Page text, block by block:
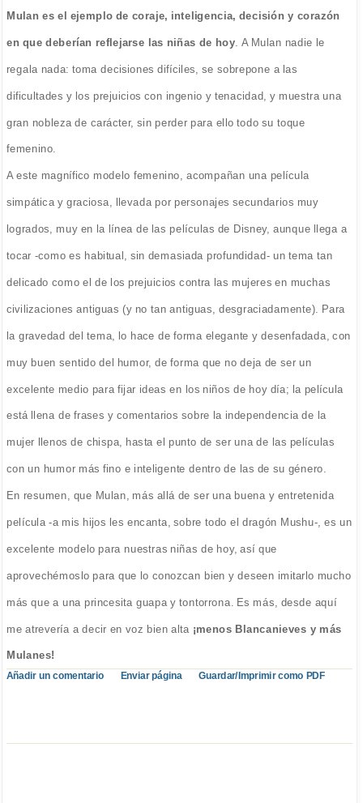
Mulan es el ejemplo de coraje, inteligencia, decisión y corazón
en que deberían reflejarse las niñas de hoy . A Mulan nadie le
regala nada: toma decisiones difíciles, se sobrepone a las
dificultades y los prejuicios con ingenio y tenacidad, y muestra una
gran nobleza de carácter, sin perder para ello todo su toque
femenino.
A este magnífico modelo femenino, acompañan una película
simpática y graciosa, llevada por personajes secundarios muy
logrados, muy en la línea de las películas de Disney, aunque llega a
tocar -como es habitual, sin demasiada profundidad- un tema tan
delicado como el de los prejuicios contra las mujeres en muchas
civilizaciones antiguas (y no tan antiguas, desgraciadamente). Para
la gravedad del tema, lo hace de forma elegante y desenfadada, con
muy buen sentido del humor, de forma que no deja de ser un
excelente medio para fijar ideas en los niños de hoy día; la película
está llena de frases y comentarios sobre la independencia de la
mujer llenos de chispa, hasta el punto de ser una de las películas
con un humor más fino e inteligente dentro de las de su género.
En resumen, que Mulan, más allá de ser una buena y entretenida
película -a mis hijos les encanta, sobre todo el dragón Mushu-, es un
excelente modelo para nuestras niñas de hoy, así que
aprovechémoslo para que lo conozcan bien y deseen imitarlo mucho
más que a una princesita guapa y tontorrona. Es más, desde aquí
me atrevería a decir en voz bien alta ¡menos Blancanieves y más
Mulanes!
Añadir un comentario Enviar página Guardar/Imprimir como PDF